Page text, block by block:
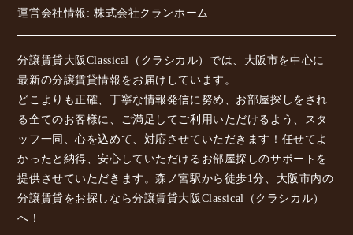
運営会社情報: 株式会社クランホーム
分譲賃貸大阪Classical（クラシカル）では、大阪市を中心に
最新の分譲賃貸情報をお届けしています。
どこよりも正確、丁寧な情報発信に努め、お部屋探しをされ
る全てのお客様に、ご満足してご利用いただけるよう、スタ
ッフ一同、心を込めて、対応させていただきます！任せてよ
かったと納得、安心していただけるお部屋探しのサポートを
提供させていただきます。森ノ宮駅から徒歩1分、大阪市内の
分譲賃貸をお探しなら分譲賃貸大阪Classical（クラシカル）
へ！